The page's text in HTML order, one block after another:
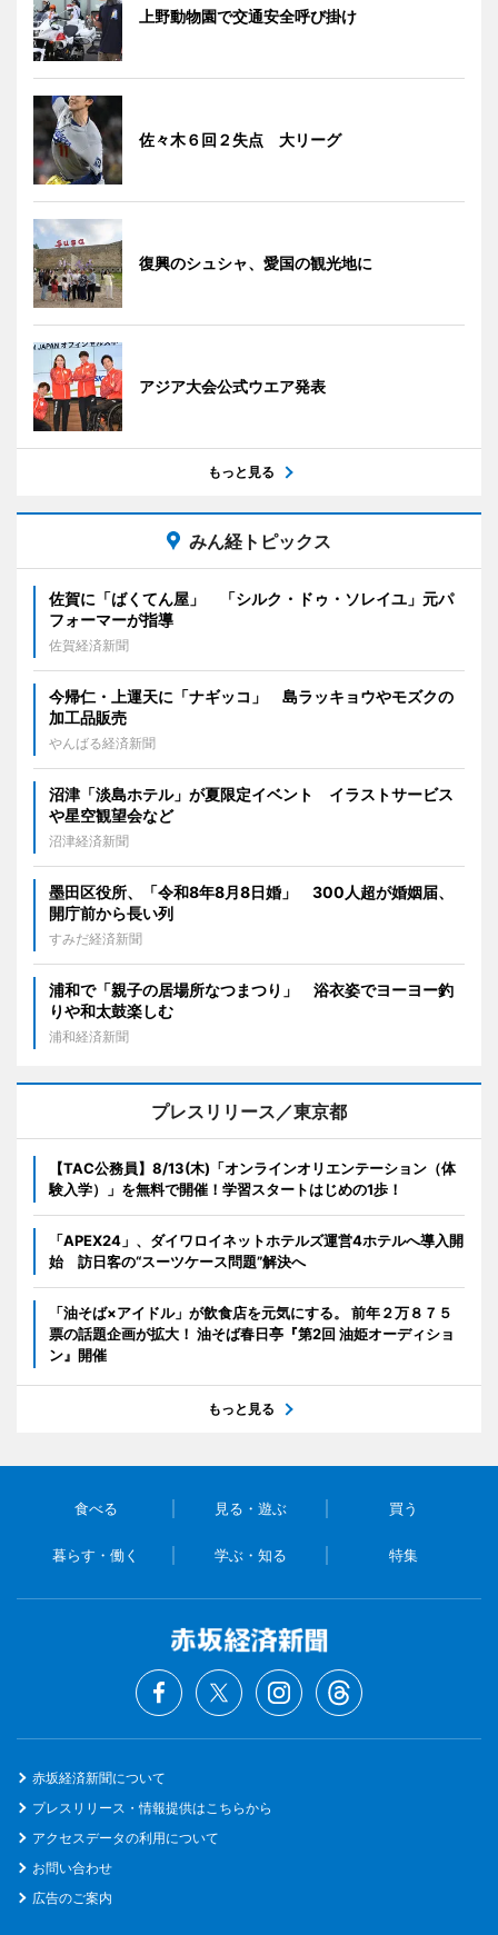
上野動物園で交通安全呼び掛け
佐々木６回２失点 大リーグ
復興のシュシャ、愛国の観光地に
アジア大会公式ウエア発表
もっと見る
みん経トピックス
佐賀に「ばくてん屋」 「シルク・ドゥ・ソレイユ」元パ
フォーマーが指導
佐賀経済新聞
今帰仁・上運天に「ナギッコ」 島ラッキョウやモズクの
加工品販売
やんばる経済新聞
沼津「淡島ホテル」が夏限定イベント イラストサービス
や星空観望会など
沼津経済新聞
墨田区役所、「令和8年8月8日婚」 300人超が婚姻届、
開庁前から長い列
すみだ経済新聞
浦和で「親子の居場所なつまつり」 浴衣姿でヨーヨー釣
りや和太鼓楽しむ
浦和経済新聞
プレスリリース／東京都
【TAC公務員】8/13(木)「オンラインオリエンテーション（体
験入学）」を無料で開催！学習スタートはじめの1歩！
「APEX24」、ダイワロイネットホテルズ運営4ホテルへ導入開
始 訪日客の“スーツケース問題”解決へ
「油そば×アイドル」が飲食店を元気にする。 前年２万８７５
票の話題企画が拡大！ 油そば春日亭『第2回 油姫オーディショ
ン』開催
もっと見る
食べる 見る・遊ぶ 買う
暮らす・働く 学ぶ・知る 特集
赤坂経済新聞について
プレスリリース・情報提供はこちらから
アクセスデータの利用について
お問い合わせ
広告のご案内